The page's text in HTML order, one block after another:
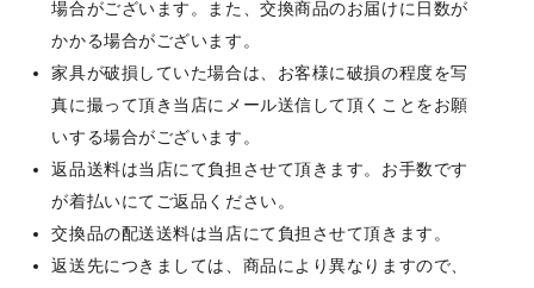
場合がございます。また、交換商品のお届けに日数が
かかる場合がございます。
家具が破損していた場合は、お客様に破損の程度を写
真に撮って頂き当店にメール送信して頂くことをお願
いする場合がございます。
返品送料は当店にて負担させて頂きます。お手数です
が着払いにてご返品ください。
交換品の配送送料は当店にて負担させて頂きます。
返送先につきましては、商品により異なりますので、